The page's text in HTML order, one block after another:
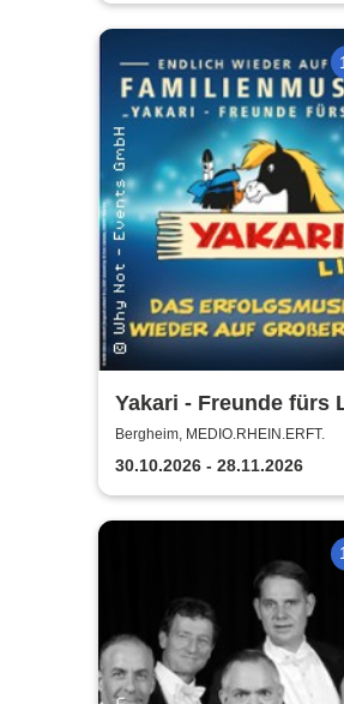
Yakari - Freunde fürs
Das Musical für die
Familie
Bergheim, MEDIO.RHEIN.ERFT.
30.10.2026 - 28.11.2026